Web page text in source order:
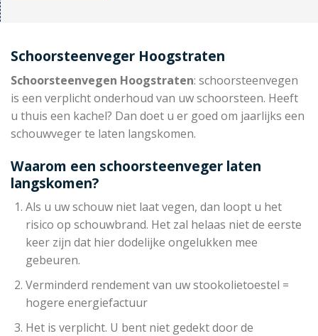
Schoorsteenveger Hoogstraten
Schoorsteenvegen Hoogstraten: schoorsteenvegen
is een verplicht onderhoud van uw schoorsteen. Heeft
u thuis een kachel? Dan doet u er goed om jaarlijks een
schouwveger te laten langskomen.
Waarom een schoorsteenveger laten
langskomen?
Als u uw schouw niet laat vegen, dan loopt u het
risico op schouwbrand. Het zal helaas niet de eerste
keer zijn dat hier dodelijke ongelukken mee
gebeuren.
Verminderd rendement van uw stookolietoestel =
hogere energiefactuur
Het is verplicht. U bent niet gedekt door de